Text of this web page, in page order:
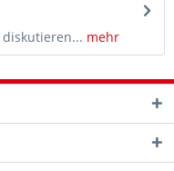
mehr